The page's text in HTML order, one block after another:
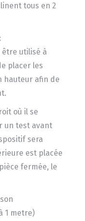
tous en 2
être utilisé à
placer les
hauteur afin de
où il se
un test avant
sera
est placée
fermée, le
1 metre)